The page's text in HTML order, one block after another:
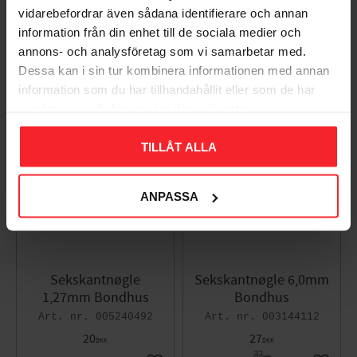
vidarebefordrar även sådana identifierare och annan
information från din enhet till de sociala medier och
annons- och analysföretag som vi samarbetar med.
Dessa kan i sin tur kombinera informationen med annan
information som du har tillhandahållit eller som de har
TILLÅT ALLA
ANPASSA
Bondhus
003144114
42DKK
54
Gem som favorit
BL Bondhus
003144107
30DKK
Sekskantnøgle
1,27mm Bondhus
005240492
20DKK
Sekskantnøgle 6,0mm
Bondhus
003144112
27DKK
32
16
KAMPANJ